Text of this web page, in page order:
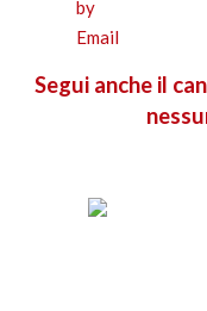
Segui anche il